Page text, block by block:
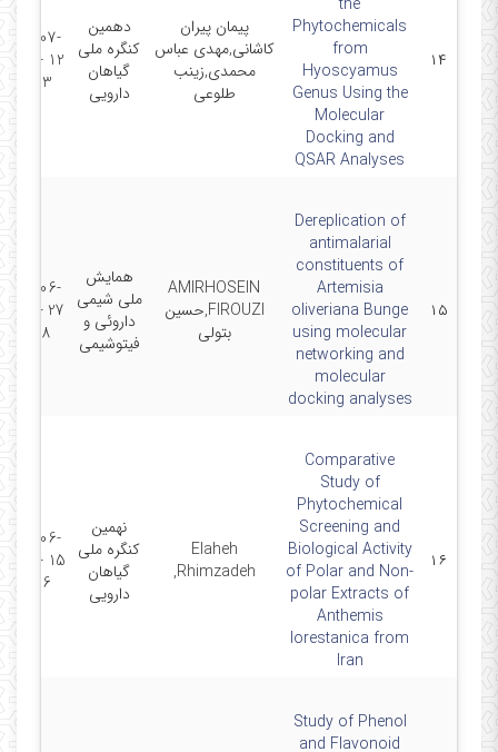
۱۴
Phytochemicals
from
Hyoscyamus
Genus Using the
Molecular
Docking and
QSAR Analyses
پیمان پیران
کاشانی,مهدی عباس
محمدی,زینب
طلوعی
دهمین
کنگره ملی
گیاهان
دارویی
2023-07-
07-13
۱۵
Dereplication of
antimalarial
constituents of
Artemisia
oliveriana Bunge
using molecular
networking and
molecular
docking analyses
AMIRHOSEIN
FIROUZI,حسین
بتولی
همایش
ملی شیمی
داروئی و
فیتوشیمی
2023-06-
- 2023-
06-28
۱۶
Comparative
Study of
Phytochemical
Screening and
Biological Activity
of Polar and Non-
polar Extracts of
Anthemis
lorestanica from
Iran
Elaheh
Rhimzadeh,
نهمین
کنگره ملی
گیاهان
دارویی
2022-06-
06-16
Study of Phenol
and Flavonoid